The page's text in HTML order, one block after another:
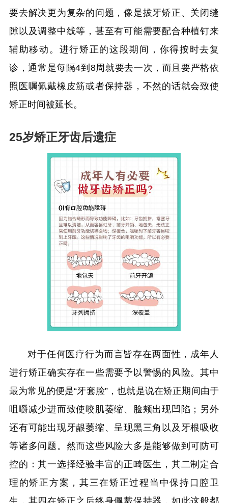
要去解决更为复杂的问题，像是拔牙矫正、关闭缝
隙以及调整中线等，甚至有可能需要配合种植钉来
辅助移动。进行矫正的这段期间，你得按时去复
诊，通常是每隔4到8周就要去一次，而且要严格依
照医嘱佩戴橡皮筋或者保持器，不然的话就会致使
矫正时间被延长。
25岁矫正牙齿后遗症
对于任何医疗行为而言皆存在两面性，成年人
进行矫正确实存在一些需要予以警惕的风险。其中
最为常见的便是“牙套脸”，也就是说在矫正期间由于
咀嚼减少进而致使咬肌萎缩、脸颊出现凹陷；另外
还有可能出现牙龈萎缩、呈现黑三角以及牙根吸收
等诸多问题。然而这些风险大多是能够做到可防可
控的：其一选择经验丰富的正畸医生，其二制定合
理的矫正方案，其三在矫正过程当中保持口腔卫
生，其四在矫正之后终身佩戴保持器，如此这般都